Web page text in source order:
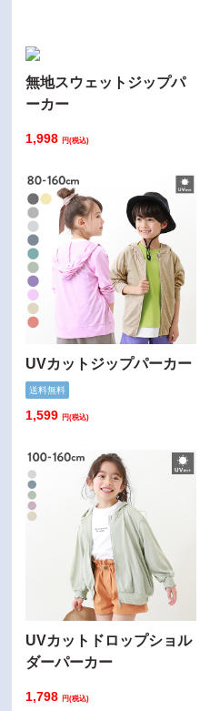
無地スウェットジップパ
ーカー
1,998円(税込)
UVカットジップパーカー
送料無料
1,599円(税込)
UVカットドロップショル
ダーパーカー
1,798円(税込)